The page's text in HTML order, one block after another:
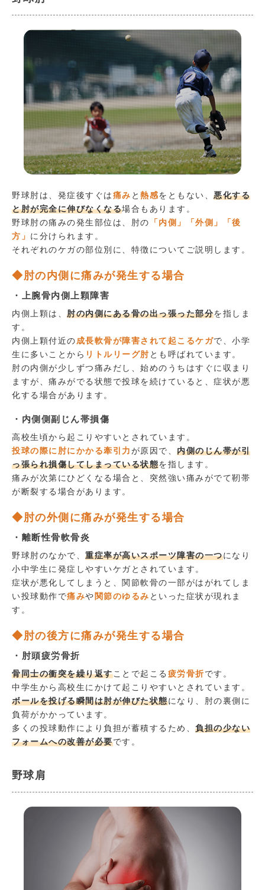
野球肘は、発症後すぐは 痛み と 熱感をともない、 悪化する
と肘が完全に伸びなくなる場合もあります。
野球肘の痛みの発生部位は、肘の 「内側」「外側」「後
方」 に分けられます。
それぞれのケガの部位別に、特徴についてご説明します。
◆肘の内側に痛みが発生する場合
・上腕骨内側上顆障害
内側上顆は、 肘の内側にある骨の出っ張った部分を指しま
す。
内側上顆付近の成長軟骨が障害されて起こるケガで、小学
生に多いことから リトルリーグ肘 とも呼ばれています。
肘の内側が少しずつ痛みだし、始めのうちはすぐに収まり
ますが、痛みがでる状態で投球を続けていると、症状が悪
化する場合があります。
・内側側副じん帯損傷
高校生頃から起こりやすいとされています。
投球の際に肘にかかる牽引力 が原因で、 内側のじん帯が引
っ張られ損傷してしまっている状態を指します。
痛みが次第にひどくなる場合と、突然強い痛みがでて靭帯
が断裂する場合があります。
◆肘の外側に痛みが発生する場合
・離断性骨軟骨炎
野球肘のなかで、 重症率が高いスポーツ障害の一つになり
小中学生に発症しやすいケガとされています。
症状が悪化してしまうと、関節軟骨の一部がはがれてしま
い投球動作で痛みや 関節のゆるみ といった症状が現れま
す。
◆肘の後方に痛みが発生する場合
・肘頭疲労骨折
骨同士の衝突を繰り返すことで起こる 疲労骨折 です。
中学生から高校生にかけて起こりやすいとされています。
ボールを投げる瞬間は肘が伸びた状態になり、肘の裏側に
負荷がかかっています。
多くの投球動作により負担が蓄積するため、 負担の少ない
フォームへの改善が必要です。
野球肩